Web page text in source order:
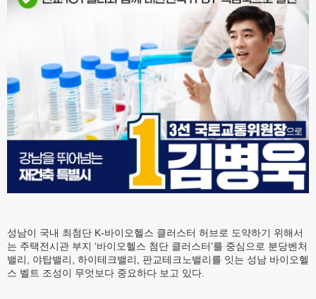
성남이 국내 최첨단 K-바이오헬스 클러스터 허브로 도약하기 위해서
는 주택전시관 부지 ‘바이오헬스 첨단 클러스터’를 중심으로 분당벤처
밸리, 야탑밸리, 하이테크밸리, 판교테크노밸리를 잇는 성남 바이오헬
스 벨트 조성이 무엇보다 중요하다 보고 있다.